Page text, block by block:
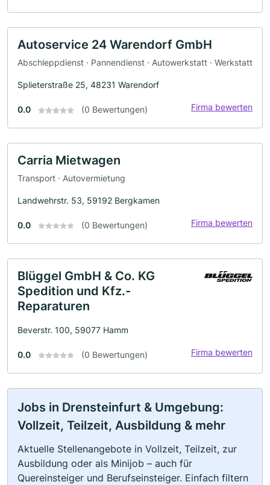
Autoservice 24 Warendorf GmbH
Abschleppdienst · Pannendienst · Autowerkstatt · Werkstatt
Splieterstraße 25, 48231 Warendorf
0.0 (0 Bewertungen) Firma bewerten
Carria Mietwagen
Transport · Autovermietung
Landwehrstr. 53, 59192 Bergkamen
0.0 (0 Bewertungen) Firma bewerten
Blüggel GmbH & Co. KG
Spedition und Kfz.-
Reparaturen
Beverstr. 100, 59077 Hamm
0.0 (0 Bewertungen) Firma bewerten
Jobs in Drensteinfurt & Umgebung:
Vollzeit, Teilzeit, Ausbildung & mehr
Aktuelle Stellenangebote in Vollzeit, Teilzeit, zur
Ausbildung oder als Minijob – auch für
Quereinsteiger und Berufseinsteiger. Einfach filtern